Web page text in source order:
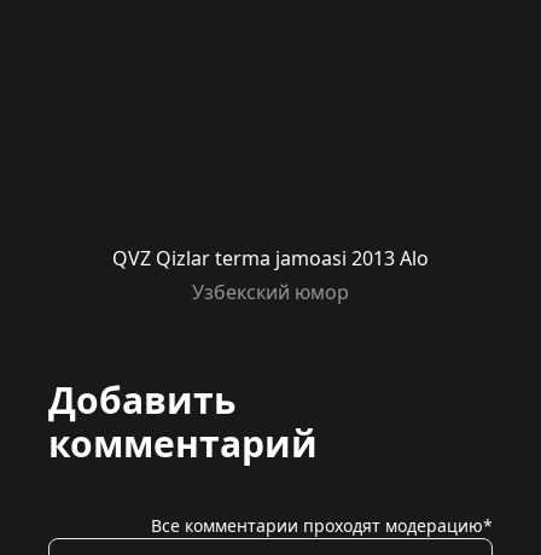
QVZ Qizlar terma jamoasi 2013 Alo
Узбекский юмор
Добавить
комментарий
Все комментарии проходят модерацию*